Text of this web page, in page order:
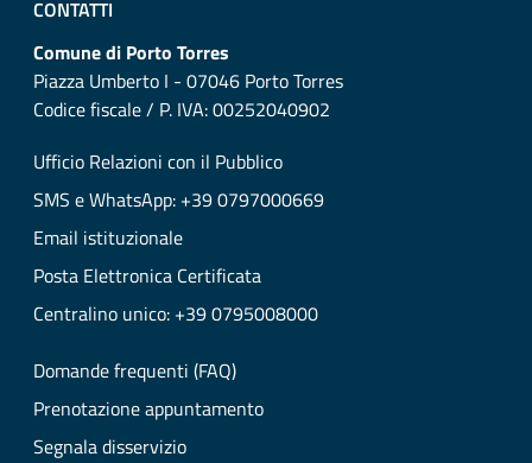
CONTATTI
Comune di Porto Torres
Piazza Umberto I - 07046 Porto Torres
Codice fiscale / P. IVA: 00252040902
Ufficio Relazioni con il Pubblico
SMS e WhatsApp: +39 0797000669
Email istituzionale
Posta Elettronica Certificata
Centralino unico: +39 0795008000
Domande frequenti (FAQ)
Prenotazione appuntamento
Segnala disservizio